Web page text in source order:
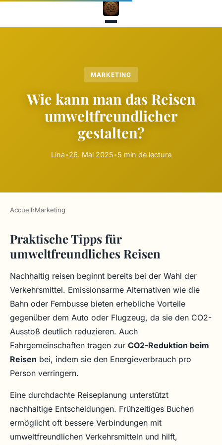
MARKETING
Wie kann man das Reisen
umweltfreundlicher
gestalten?
Lina•26. Mai 2025•5 min de lecture
Accueil›Marketing
Praktische Tipps für
umweltfreundliches Reisen
Nachhaltig reisen beginnt bereits bei der Wahl der
Verkehrsmittel. Emissionsarme Alternativen wie die
Bahn oder Fernbusse bieten erhebliche Vorteile
gegenüber dem Auto oder Flugzeug, da sie den CO2-
Ausstoß deutlich reduzieren. Auch
Fahrgemeinschaften tragen zur CO2-Reduktion beim
Reisen bei, indem sie den Energieverbrauch pro
Person verringern.
Eine durchdachte Reiseplanung unterstützt
nachhaltige Entscheidungen. Frühzeitiges Buchen
ermöglicht oft bessere Verbindungen mit
umweltfreundlichen Verkehrsmitteln und hilft,